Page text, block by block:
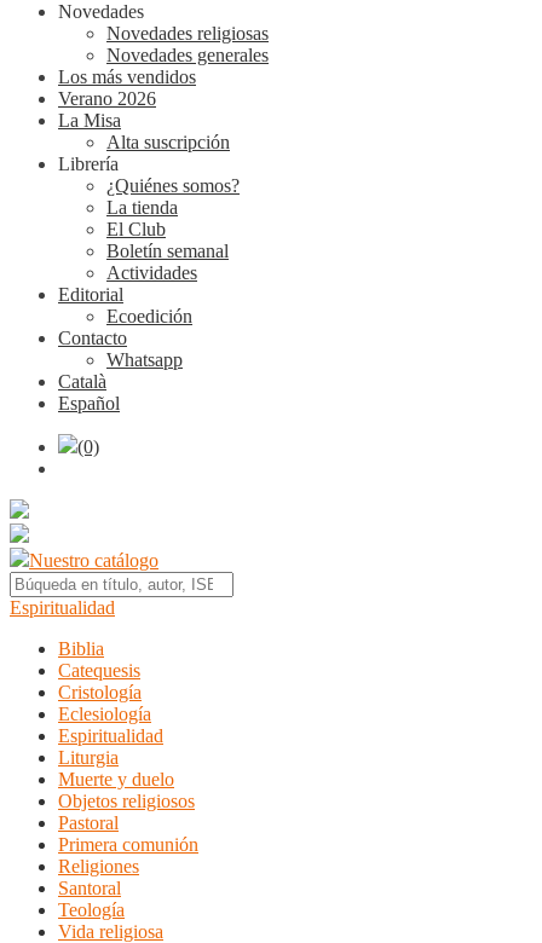
Novedades
Novedades religiosas
Novedades generales
Los más vendidos
Verano 2026
La Misa
Alta suscripción
Librería
¿Quiénes somos?
La tienda
El Club
Boletín semanal
Actividades
Editorial
Ecoedición
Contacto
Whatsapp
Català
Español
(0)
Nuestro catálogo
Espiritualidad
Biblia
Catequesis
Cristología
Eclesiología
Espiritualidad
Liturgia
Muerte y duelo
Objetos religiosos
Pastoral
Primera comunión
Religiones
Santoral
Teología
Vida religiosa